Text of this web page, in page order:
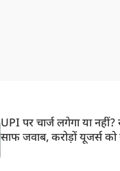
UPI पर चार्ज लगेगा या नहीं?
साफ जवाब, करोड़ों यूजर्स को